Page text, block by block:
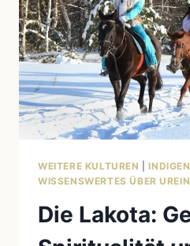
WEITERE KULTUREN |
WISSENSWERTES ÜBER
Die Lakota: